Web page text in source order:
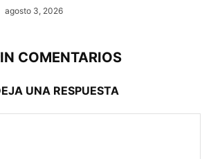
agosto 3, 2026
COMENTARIOS
UNA RESPUESTA